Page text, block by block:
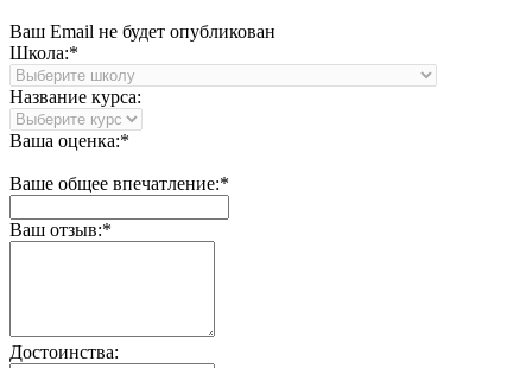
Ваш Email не будет опубликован
Школа:*
Название курса:
Ваша оценка:*
Ваше общее впечатление:*
Ваш отзыв:*
Достоинства: